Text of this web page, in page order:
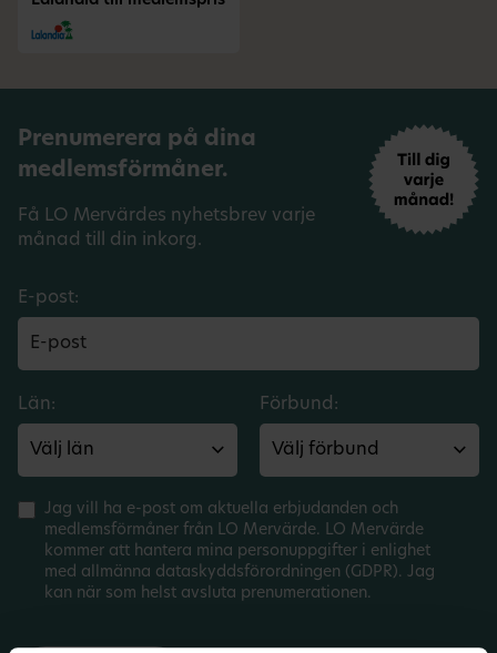
Prenumerera på dina
medlemsförmåner.
Få LO Mervärdes nyhetsbrev varje
månad till din inkorg.
E-post:
Län: Förbund:
Jag vill ha e-post om aktuella erbjudanden och
medlemsförmåner från LO Mervärde. LO Mervärde
kommer att hantera mina personuppgifter i enlighet
med allmänna dataskyddsförordningen (GDPR). Jag
kan när som helst avsluta prenumerationen.